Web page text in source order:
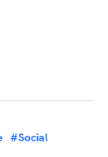
#Social